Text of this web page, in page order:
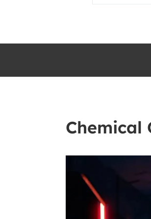
Chemical